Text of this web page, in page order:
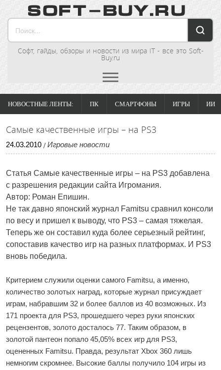
Софт, гайды, обзоры и новости из мира IT - все это Soft-
Buy.ru
НОВОСТНЫЕ ЛЕНТЫ: ПК СМАРТФОНЫ ИГРЫ ИИ
Самые качественные игры – на PS3
24.03.2010 / Игровые новости
Статья Самые качественные игры – на PS3 добавлена
с разрешения редакции сайта Игромания.
Автор: Роман Епишин.
Не так давно японский журнал Famitsu сравнил консоли
по весу и пришел к выводу, что PS3 – самая тяжелая.
Теперь же он составил куда более серьезный рейтинг,
сопоставив качество игр на разных платформах. И PS3
вновь победила.
Критерием служили оценки самого Famitsu, а именно,
количество золотых наград, которые журнал присуждает
играм, набравшим 32 и более баллов из 40 возможных. Из
171 проекта для PS3, прошедшего через руки японских
рецензентов, золото досталось 77. Таким образом, в
золотой пантеон попало 45,05% всех игр для PS3,
оцененных Famitsu. Правда, результат Xbox 360 лишь
немногим скромнее. Высокие баллы получило 104 игры из